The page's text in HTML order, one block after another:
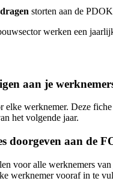
storten aan de
werken een
aan je
elke werknemer. Deze
het volgende jaar.
doorgeven aan de
voor alle werknemers
werknemer vooraf in te